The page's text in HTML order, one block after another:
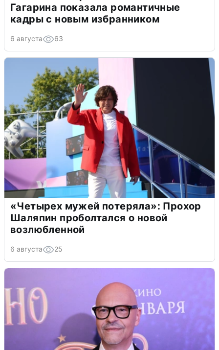
Гагарина показала романтичные
кадры с новым избранником
6 августа 63
«Четырех мужей потеряла»: Прохор
Шаляпин проболтался о новой
возлюбленной
6 августа 25